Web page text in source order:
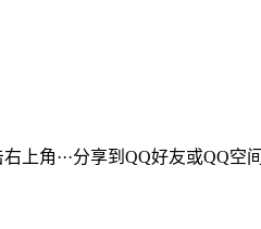
上角···分享到QQ好友或QQ空间